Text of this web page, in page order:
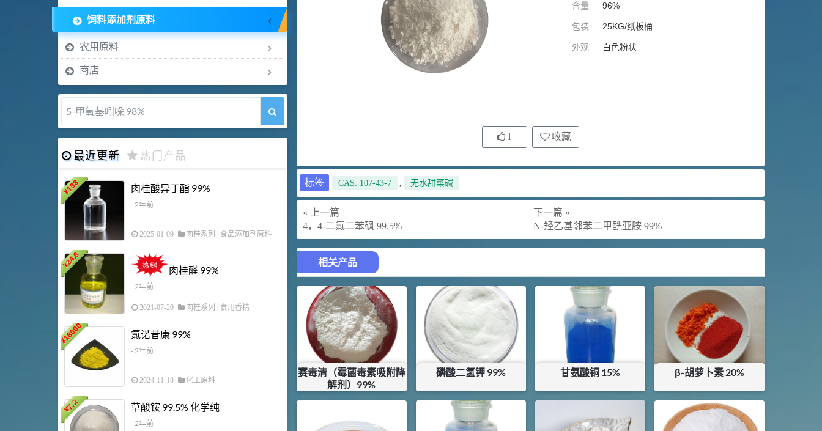
含量 96%
包装 25KG/纸板桶
外观 白色粉状
1 收藏
标签 CAS: 107-43-7 , 无水甜菜碱
« 上一篇
4，4-二氯二苯砜 99.5%
下一篇 »
N-羟乙基邻苯二甲酰亚胺 99%
相关产品
赛毒清（霉菌毒素吸附降
解剂）99%
¥17.5
磷酸二氢钾 99%
¥15
库存：
KG
甘氨酸铜 15%
¥15
β-胡萝卜素 20%
¥272.5
库存：12 KG
饲料添加剂原料
农用原料
商店
5-甲氧基吲哚 98%
最近更新 热门产品
¥
198 肉桂酸异丁酯 99%
- 2年前
2025-01-09 肉桂系列 食品添加剂原料
¥
34.8
肉桂醛 99%
- 2年前
2021-07-20 肉桂系列 | 食用香精
¥
18000 氯诺昔康 99%
- 2年前
2024-11-18 化工原料
¥
7.2 草酸铵 99.5% 化学纯
- 2年前
1 胍基乙酸 98%
乙酸橙花酯 99%
浏览量 - 5.51w
2021-06-17 化工原料
3 多效唑 90%
浏览量 - 4.4w
2021-07-07
29 N-羟甲基丙烯酰胺 98% NMA
浏览量 - 1.98w